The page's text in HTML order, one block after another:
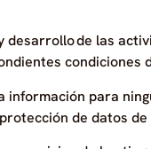
de las
condiciones
para
de datos